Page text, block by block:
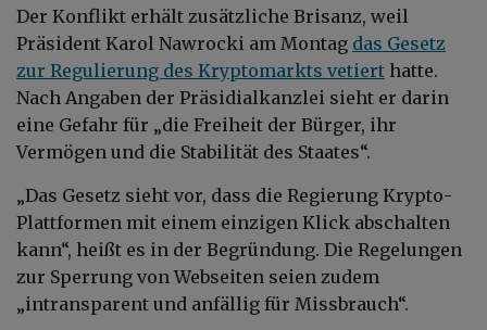
Der Konflikt erhält zusätzliche Brisanz, weil
Präsident Karol Nawrocki am Montag das Gesetz
zur Regulierung des Kryptomarkts vetiert hatte.
Nach Angaben der Präsidialkanzlei sieht er darin
eine Gefahr für „die Freiheit der Bürger, ihr
Vermögen und die Stabilität des Staates“.
„Das Gesetz sieht vor, dass die Regierung Krypto-
Plattformen mit einem einzigen Klick abschalten
kann“, heißt es in der Begründung. Die Regelungen
zur Sperrung von Webseiten seien zudem
„intransparent und anfällig für Missbrauch“.